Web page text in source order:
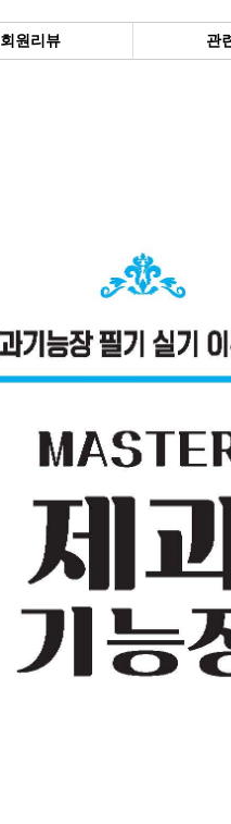
회원리뷰 관